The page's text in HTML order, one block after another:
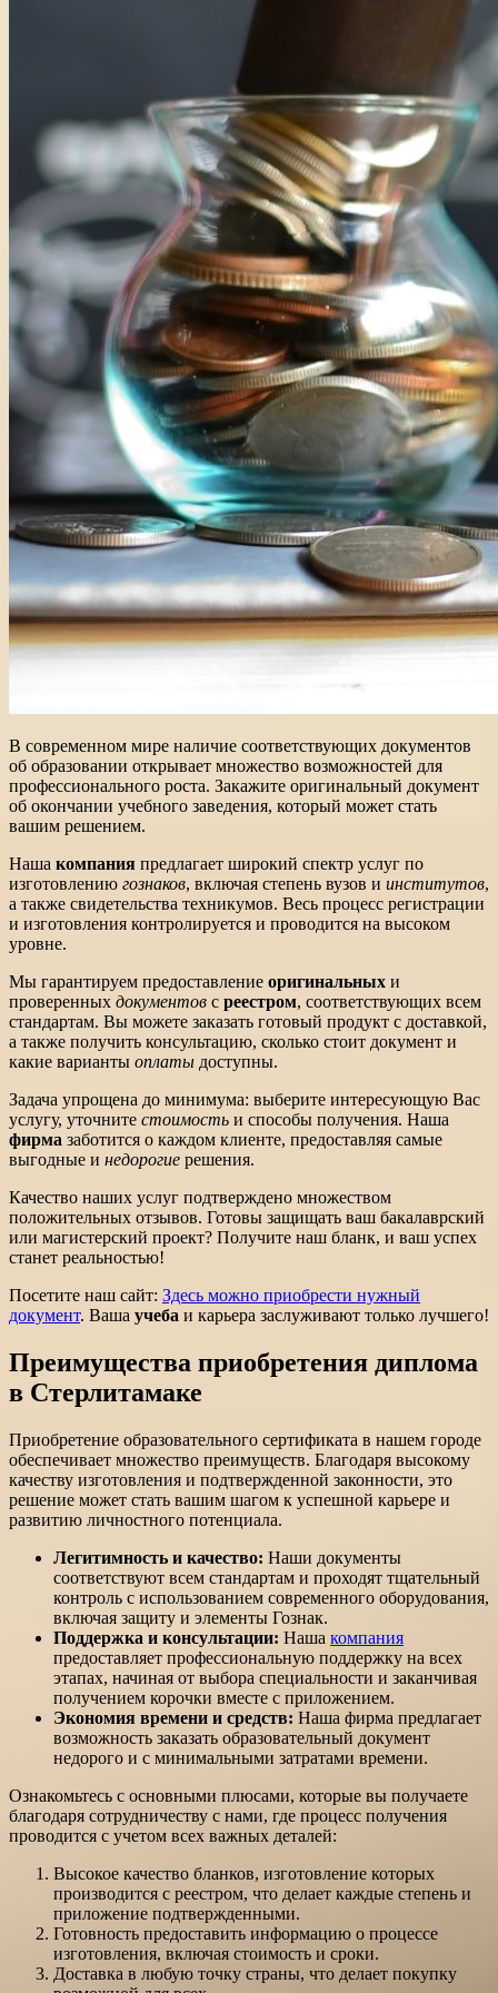
В современном мире наличие соответствующих документов
об образовании открывает множество возможностей для
профессионального роста. Закажите оригинальный документ
об окончании учебного заведения, который может стать
вашим решением.
Наша компания предлагает широкий спектр услуг по
изготовлению гознаков, включая степень вузов и институтов,
а также свидетельства техникумов. Весь процесс регистрации
и изготовления контролируется и проводится на высоком
уровне.
Мы гарантируем предоставление оригинальных и
проверенных документов с реестром, соответствующих всем
стандартам. Вы можете заказать готовый продукт с доставкой,
а также получить консультацию, сколько стоит документ и
какие варианты оплаты доступны.
Задача упрощена до минимума: выберите интересующую Вас
услугу, уточните стоимость и способы получения. Наша
фирма заботится о каждом клиенте, предоставляя самые
выгодные и недорогие решения.
Качество наших услуг подтверждено множеством
положительных отзывов. Готовы защищать ваш бакалаврский
или магистерский проект? Получите наш бланк, и ваш успех
станет реальностью!
Посетите наш сайт: Здесь можно приобрести нужный
документ. Ваша учеба и карьера заслуживают только лучшего!
Преимущества приобретения диплома
в Стерлитамаке
Приобретение образовательного сертификата в нашем городе
обеспечивает множество преимуществ. Благодаря высокому
качеству изготовления и подтвержденной законности, это
решение может стать вашим шагом к успешной карьере и
развитию личностного потенциала.
Легитимность и качество: Наши документы
соответствуют всем стандартам и проходят тщательный
контроль с использованием современного оборудования,
включая защиту и элементы Гознак.
Поддержка и консультации: Наша компания
предоставляет профессиональную поддержку на всех
этапах, начиная от выбора специальности и заканчивая
получением корочки вместе с приложением.
Экономия времени и средств: Наша фирма предлагает
возможность заказать образовательный документ
недорого и с минимальными затратами времени.
Ознакомьтесь с основными плюсами, которые вы получаете
благодаря сотрудничеству с нами, где процесс получения
проводится с учетом всех важных деталей:
Высокое качество бланков, изготовление которых
производится с реестром, что делает каждые степень и
приложение подтвержденными.
Готовность предоставить информацию о процессе
изготовления, включая стоимость и сроки.
Доставка в любую точку страны, что делает покупку